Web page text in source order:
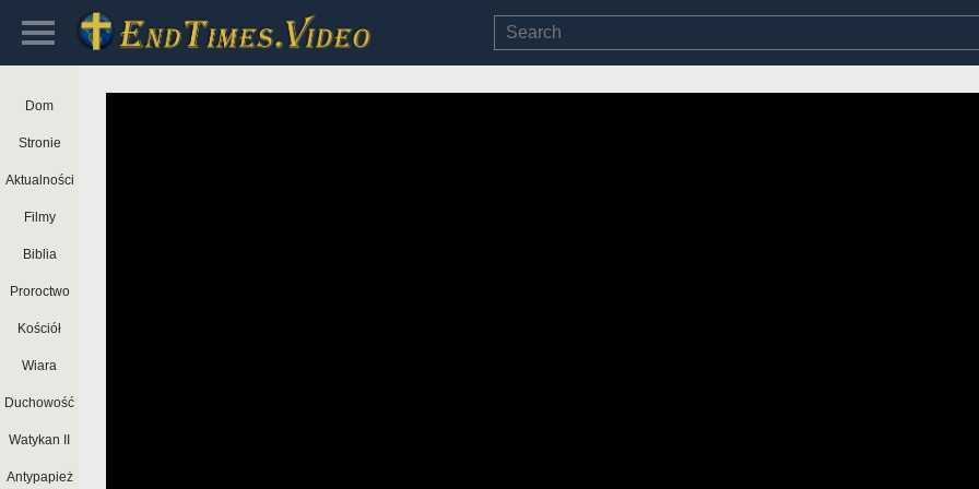
Dom
Stronie
Aktualności
Filmy
Biblia
Proroctwo
Kościół
Wiara
Duchowość
Watykan II
Antypapież